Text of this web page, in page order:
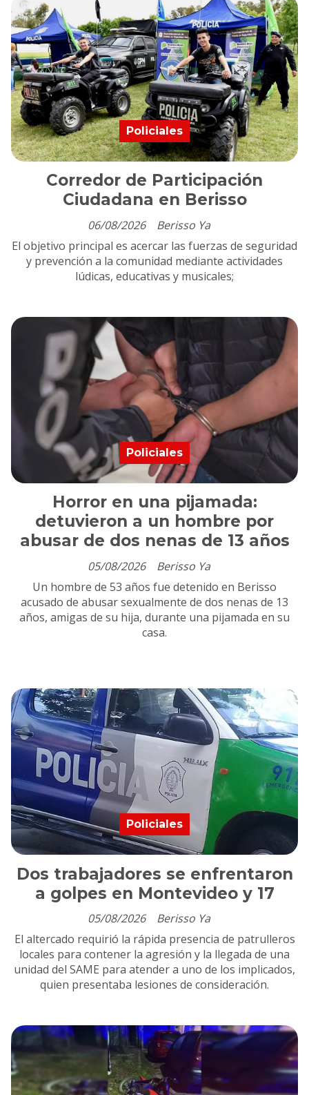
Corredor de Participación
Ciudadana en Berisso
Berisso Ya
Policiales
06/08/2026
El objetivo principal es acercar las fuerzas de seguridad
y prevención a la comunidad mediante actividades
lúdicas, educativas y musicales;
Horror en una pijamada:
detuvieron a un hombre por
abusar de dos nenas de 13 años
Berisso Ya
Policiales
05/08/2026
Un hombre de 53 años fue detenido en Berisso
acusado de abusar sexualmente de dos nenas de 13
años, amigas de su hija, durante una pijamada en su
casa.
Dos trabajadores se enfrentaron
a golpes en Montevideo y 17
Berisso Ya
Policiales
05/08/2026
El altercado requirió la rápida presencia de patrulleros
locales para contener la agresión y la llegada de una
unidad del SAME para atender a uno de los implicados,
quien presentaba lesiones de consideración.